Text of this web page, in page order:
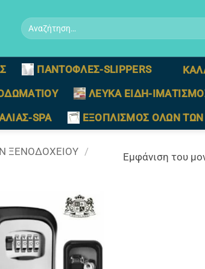
Αναζήτηση
για:
ΠΑΝΤΟΦΛΕΣ-SLIPPERS
ΛΕΥΚΑ ΕΙΔΗ-
SPA
ΕΞΟΠΛΙΣΜΟΣ ΟΛΩΝ
ΞΕΝΟΔΟΧΕΙΟΥ /
Εμφάνιση του